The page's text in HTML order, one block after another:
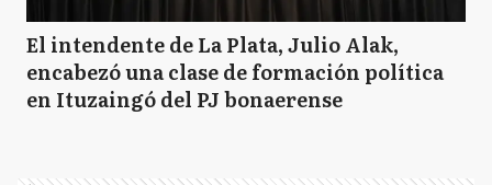
El intendente de La Plata, Julio Alak,
encabezó una clase de formación política
en Ituzaingó del PJ bonaerense